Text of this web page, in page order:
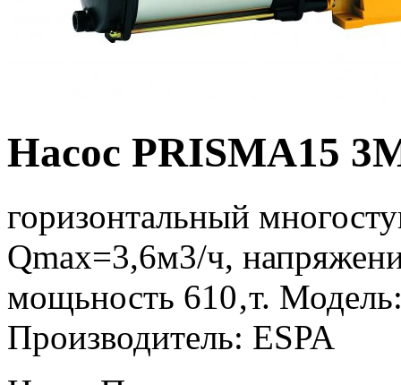
Насос PRISMA15
горизонтальный
Qmax=3,6м3/ч,
мощьность 610‚т.
Производитель: ESPA